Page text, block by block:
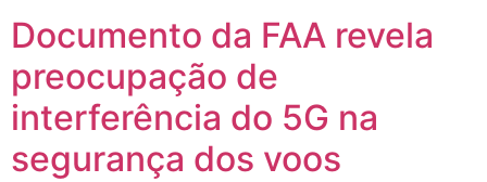
Documento da FAA revela
preocupação de
interferência do 5G na
segurança dos voos